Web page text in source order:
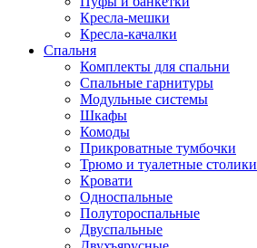
Кресла-мешки
Кресла-качалки
Спальня
Комплекты для спальни
Спальные гарнитуры
Модульные системы
Шкафы
Комоды
Прикроватные тумбочки
Трюмо и туалетные столики
Кровати
Односпальные
Полутороспальные
Двуспальные